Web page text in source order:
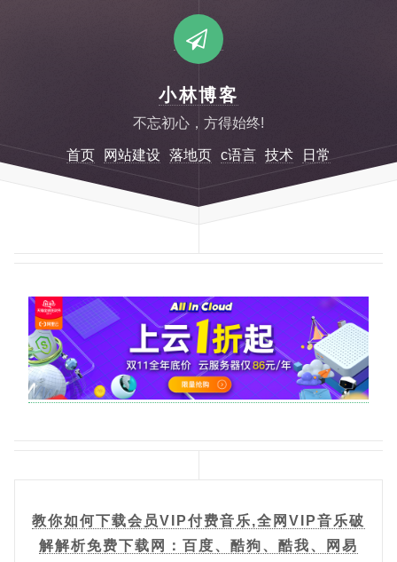
小林博客
不忘初心，方得始终!
首页 网站建设 落地页 c语言 技术 日常
教你如何下载会员VIP付费音乐,全网VIP音乐破
解解析免费下载网：百度、酷狗、酷我、网易